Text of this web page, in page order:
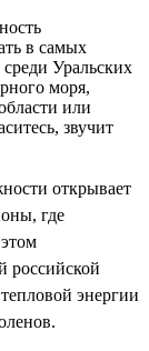
в самых
среди Уральских
моря,
или
звучит
открывает
где
российской
энергии